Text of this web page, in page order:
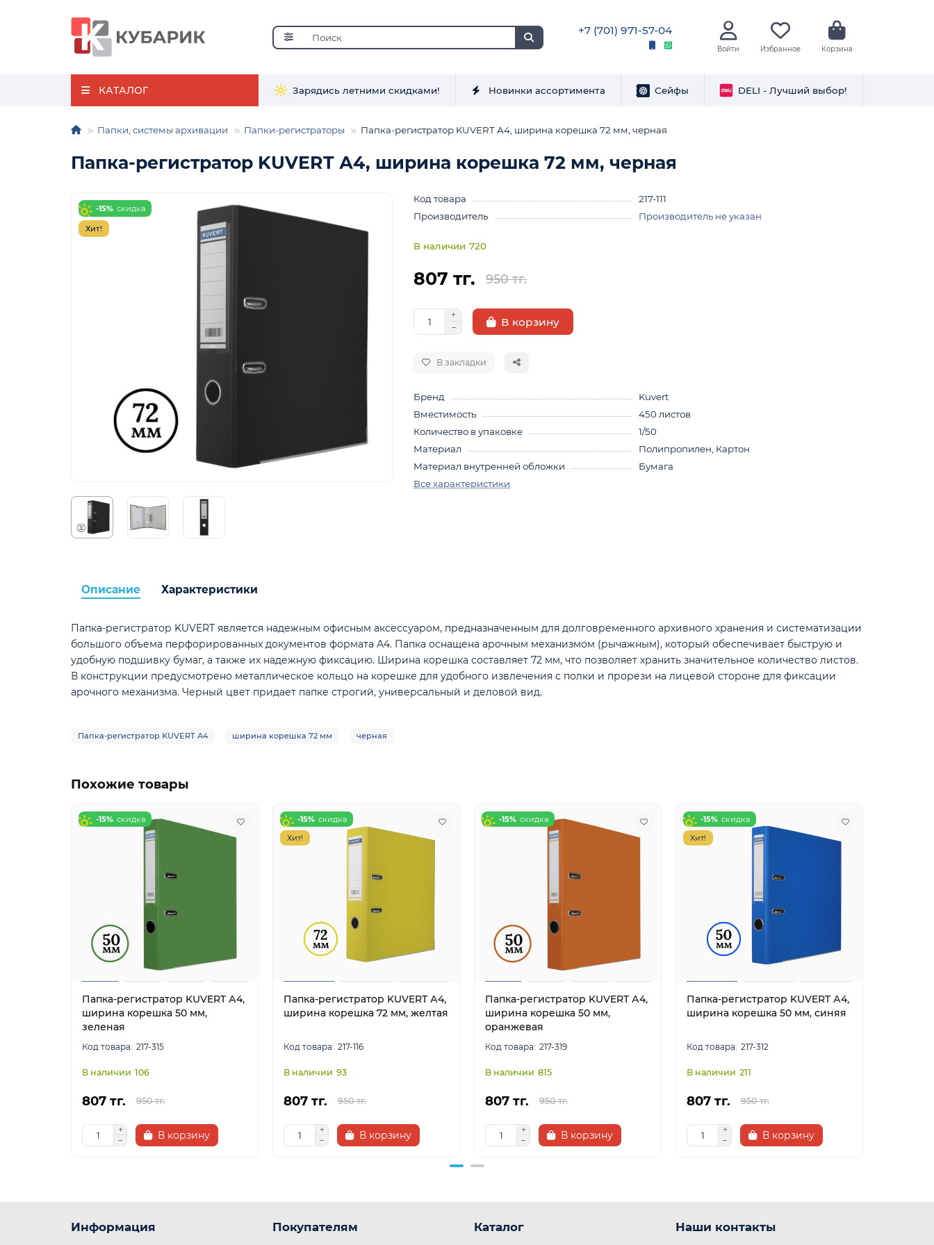
+7 (701) 971-57-04
Войти Избранное Корзина
КАТАЛОГ Зарядись летними скидками! Новинки ассортимента Сейфы DELI - Лучший выбор!
Папки, системы архивации Папки-регистраторы Папка-регистратор KUVERT А4, ширина корешка 72 мм, черная
Папка-регистратор KUVERT А4, ширина корешка 72 мм, черная
-15%
Хит!
Код товара
217-111
Производитель
Производитель не указан
720
807 тг. 950 тг.
В корзину
В закладки
Бренд
Kuvert
Вместимость
450 листов
Количество в упаковке
1/50
Материал
Полипропилен, Картон
Материал внутренней обложки
Бумага
Все характеристики
Описание Характеристики
Папка-регистратор KUVERT является надежным офисным аксессуаром, предназначенным для долговременного архивного хранения и систематизации
большого объема перфорированных документов формата А4. Папка оснащена арочным механизмом (рычажным), который обеспечивает быструю и
удобную подшивку бумаг, а также их надежную фиксацию. Ширина корешка составляет 72 мм, что позволяет хранить значительное количество листов.
В конструкции предусмотрено металлическое кольцо на корешке для удобного извлечения с полки и прорези на лицевой стороне для фиксации
арочного механизма. Черный цвет придает папке строгий, универсальный и деловой вид.
Папка-регистратор KUVERT А4 ширина корешка 72 мм черная
Похожие товары
-15%
Папка-регистратор KUVERT А4,
ширина корешка 50 мм,
зеленая
217-315
106
807 тг. 950 тг.
В корзину
-15%
Хит!
Папка-регистратор KUVERT А4,
ширина корешка 72 мм, желтая
217-116
93
807 тг. 950 тг.
В корзину
-15%
Папка-регистратор KUVERT А4,
ширина корешка 50 мм,
оранжевая
217-319
815
807 тг. 950 тг.
В корзину
-15%
Хит!
Папка-регистратор KUVERT А4,
ширина корешка 50 мм, синяя
217-312
211
807 тг. 950 тг.
В корзину
Информация Покупателям Каталог Наши контакты